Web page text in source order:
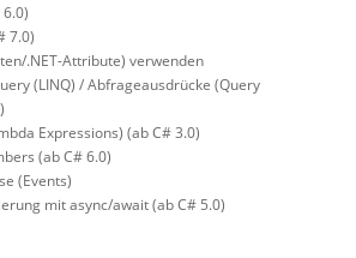
7.0)
.NET-Attribute) verwenden
(LINQ) / Abfrageausdrücke (Query
Expressions) (ab C# 3.0)
(ab C# 6.0)
(Events)
mit async/await (ab C# 5.0)